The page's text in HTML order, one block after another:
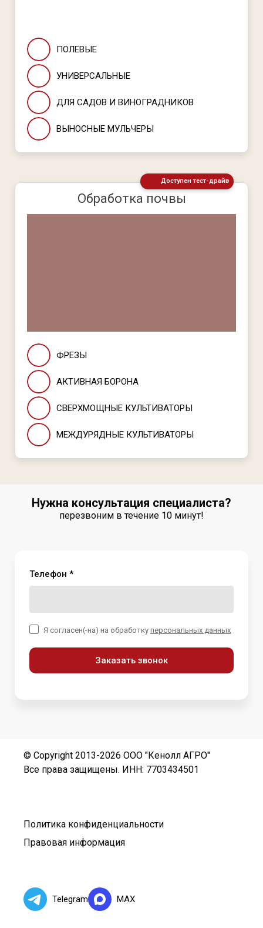
ПОЛЕВЫЕ
УНИВЕРСАЛЬНЫЕ
ДЛЯ САДОВ И ВИНОГРАДНИКОВ
ВЫНОСНЫЕ МУЛЬЧЕРЫ
Доступен тест-драйв
Обработка почвы
ФРЕЗЫ
АКТИВНАЯ БОРОНА
СВЕРХМОЩНЫЕ КУЛЬТИВАТОРЫ
МЕЖДУРЯДНЫЕ КУЛЬТИВАТОРЫ
Нужна консультация специалиста?
перезвоним в течение 10 минут!
Телефон *
Заказать звонок
Я согласен(-на) на обработку персональных данных
© Copyright 2013-2026 ООО "Кенолл АГРО"
Все права защищены. ИНН: 7703434501
Политика конфиденциальности
Правовая информация
Telegram MAX